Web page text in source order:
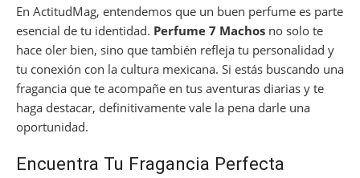
En ActitudMag, entendemos que un buen perfume es parte
esencial de tu identidad. Perfume 7 Machos no solo te
hace oler bien, sino que también refleja tu personalidad y
tu conexión con la cultura mexicana. Si estás buscando una
fragancia que te acompañe en tus aventuras diarias y te
haga destacar, definitivamente vale la pena darle una
oportunidad.
Encuentra Tu Fragancia Perfecta